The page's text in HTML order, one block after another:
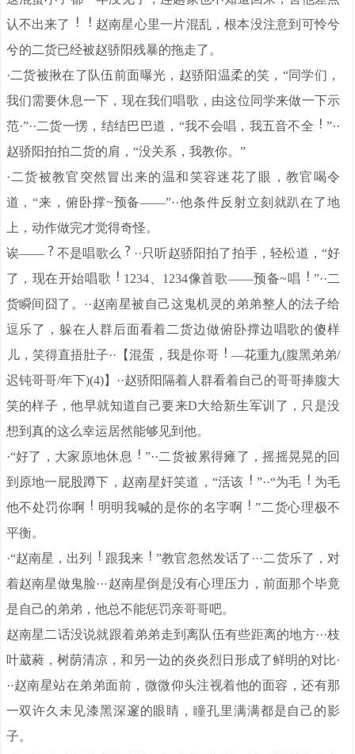
认不出来了
赵南星心里一片混乱，根本没注意到可怜兮
兮的二货已经被赵骄阳残暴的拖走了。
·二货被揪在了队伍前面曝光，赵骄阳温柔的笑，“同学们，
我们需要休息一下，现在我们唱歌，由这位同学来做一下示
范·”··二货一愣，结结巴巴道，“我不会唱，我五音不全
”··
赵骄阳拍拍二货的肩，“没关系，我教你。”
·二货被教官突然冒出来的温和笑容迷花了眼，教官喝令
道，“来，俯卧撑~预备——”··他条件反射立刻就趴在了地
上，动作做完才觉得奇怪。
诶——
不是唱歌么
··只听赵骄阳拍了拍手，轻松道，“好
了，现在开始唱歌
1234、1234像首歌——预备~唱
”··二
货瞬间囧了。··赵南星被自己这鬼机灵的弟弟整人的法子给
逗乐了，躲在人群后面看着二货边做俯卧撑边唱歌的傻样
儿，笑得直捂肚子·
。 ·【混蛋，我是你哥
—花重九(腹黑弟弟/
迟钝哥哥/年下)(4)】··赵骄阳隔着人群看着自己的哥哥捧腹大
笑的样子，他早就知道自己要来D大给新生军训了，只是没
想到真的这么幸运居然能够见到他。
·“好了，大家原地休息
”··二货被累得瘫了，摇摇晃晃的回
到原地一屁股蹲下，赵南星奸笑道，“活该
”··“为毛
为毛
他不处罚你啊
明明我喊的是你的名字啊
”二货心理极不
平衡。
·“赵南星，出列
跟我来
”教官忽然发话了···二货乐了，对
着赵南星做鬼脸···赵南星倒是没有心理压力，前面那个毕竟
是自己的弟弟，他总不能惩罚亲哥哥吧。
赵南星二话没说就跟着弟弟走到离队伍有些距离的地方···枝
叶葳蕤，树荫清凉，和另一边的炎炎烈日形成了鲜明的对比·
··赵南星站在弟弟面前，微微仰头注视着他的面容，还有那
一双许久未见漆黑深邃的眼睛，瞳孔里满满都是自己的影
子。